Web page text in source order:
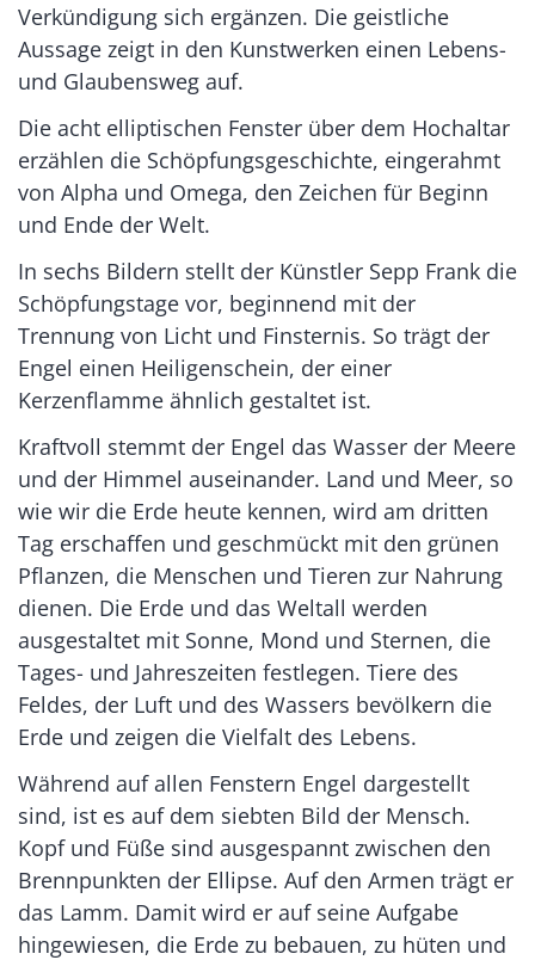
Verkündigung sich ergänzen. Die geistliche
Aussage zeigt in den Kunstwerken einen Lebens-
und Glaubensweg auf.
Die acht elliptischen Fenster über dem Hochaltar
erzählen die Schöpfungsgeschichte, eingerahmt
von Alpha und Omega, den Zeichen für Beginn
und Ende der Welt.
In sechs Bildern stellt der Künstler Sepp Frank die
Schöpfungstage vor, beginnend mit der
Trennung von Licht und Finsternis. So trägt der
Engel einen Heiligenschein, der einer
Kerzenflamme ähnlich gestaltet ist.
Kraftvoll stemmt der Engel das Wasser der Meere
und der Himmel auseinander. Land und Meer, so
wie wir die Erde heute kennen, wird am dritten
Tag erschaffen und geschmückt mit den grünen
Pflanzen, die Menschen und Tieren zur Nahrung
dienen. Die Erde und das Weltall werden
ausgestaltet mit Sonne, Mond und Sternen, die
Tages- und Jahreszeiten festlegen. Tiere des
Feldes, der Luft und des Wassers bevölkern die
Erde und zeigen die Vielfalt des Lebens.
Während auf allen Fenstern Engel dargestellt
sind, ist es auf dem siebten Bild der Mensch.
Kopf und Füße sind ausgespannt zwischen den
Brennpunkten der Ellipse. Auf den Armen trägt er
das Lamm. Damit wird er auf seine Aufgabe
hingewiesen, die Erde zu bebauen, zu hüten und